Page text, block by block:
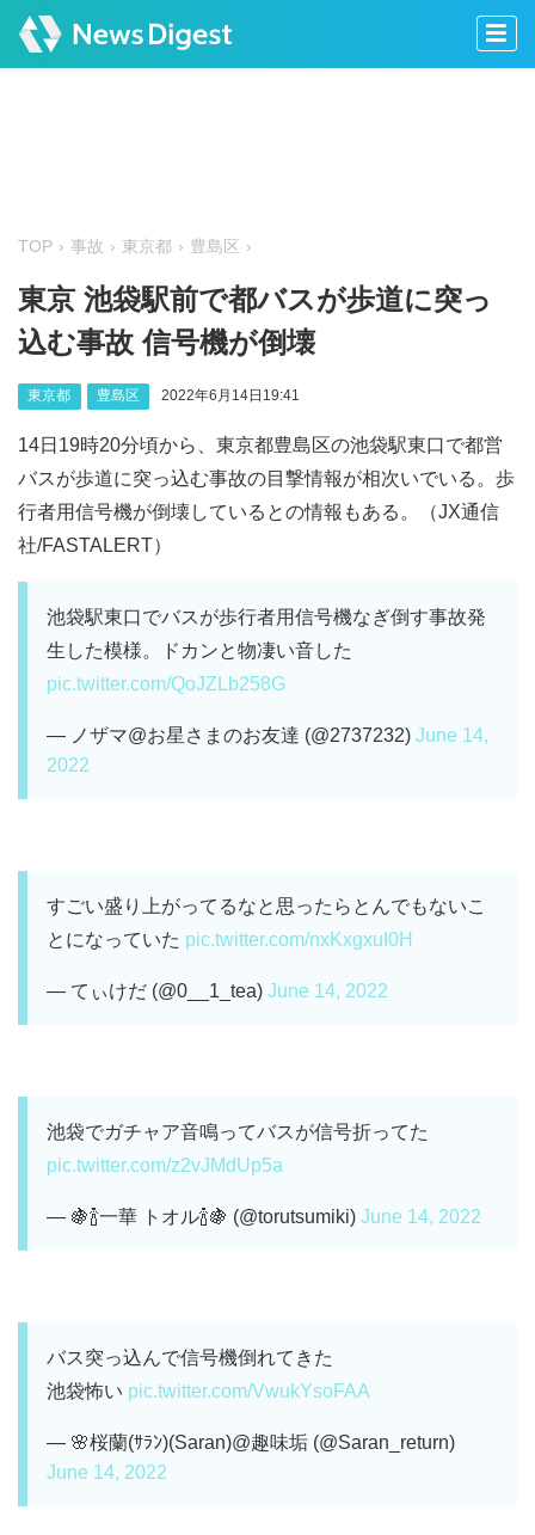
TOP 事故 東京都 豊島区
東京 池袋駅前で都バスが歩道に突っ
込む事故 信号機が倒壊
東京都 豊島区 2022年6月14日19:41
14日19時20分頃から、東京都豊島区の池袋駅東口で都営
バスが歩道に突っ込む事故の目撃情報が相次いでいる。歩
行者用信号機が倒壊しているとの情報もある。（JX通信
社/FASTALERT）
池袋駅東口でバスが歩行者用信号機なぎ倒す事故発
生した模様。ドカンと物凄い音した
pic.twitter.com/QoJZLb258G
— ノザマ@お星さまのお友達 (@2737232) June 14,
2022
すごい盛り上がってるなと思ったらとんでもないこ
とになっていた pic.twitter.com/nxKxgxuI0H
— てぃけだ (@0__1_tea) June 14, 2022
池袋でガチャア音鳴ってバスが信号折ってた
pic.twitter.com/z2vJMdUp5a
— 🍇🍾一華 トオル🍾🍇 (@torutsumiki) June 14, 2022
バス突っ込んで信号機倒れてきた
池袋怖い pic.twitter.com/VwukYsoFAA
— 🌸桜蘭(ｻﾗﾝ)(Saran)@趣味垢 (@Saran_return)
June 14, 2022